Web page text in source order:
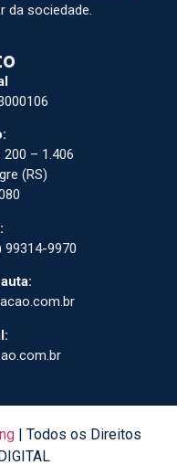
da sociedade.
200 – 1.406
(RS)
99314-9970
| Todos os Direitos